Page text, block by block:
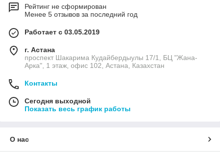
Рейтинг не сформирован
Менее 5 отзывов за последний год
Работает с 03.05.2019
г. Астана
проспект Шакарима Кудайбердыулы 17/1, БЦ "Жана-
Арка", 1 этаж, офис 102, Астана, Казахстан
Контакты
Сегодня выходной
Показать весь график работы
О нас